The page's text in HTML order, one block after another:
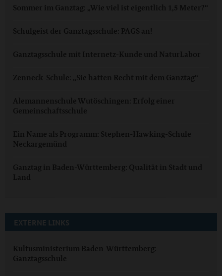
Sommer im Ganztag: „Wie viel ist eigentlich 1,5 Meter?“
Schulgeist der Ganztagsschule: PAGS an!
Ganztagsschule mit Internetz-Kunde und NaturLabor
Zenneck-Schule: „Sie hatten Recht mit dem Ganztag“
Alemannenschule Wutöschingen: Erfolg einer
Gemeinschaftsschule
Ein Name als Programm: Stephen-Hawking-Schule
Neckargemünd
Ganztag in Baden-Württemberg: Qualität in Stadt und
Land
EXTERNE LINKS
Kultusministerium Baden-Württemberg:
Ganztagsschule